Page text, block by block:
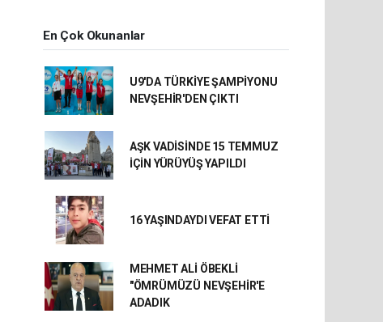
En Çok Okunanlar
U9'DA TÜRKİYE ŞAMPİYONU
NEVŞEHİR'DEN ÇIKTI
AŞK VADİSİNDE 15 TEMMUZ
İÇİN YÜRÜYÜŞ YAPILDI
16 YAŞINDAYDI VEFAT ETTİ
MEHMET ALİ ÖBEKLİ
"ÖMRÜMÜZÜ NEVŞEHİR'E
ADADIK